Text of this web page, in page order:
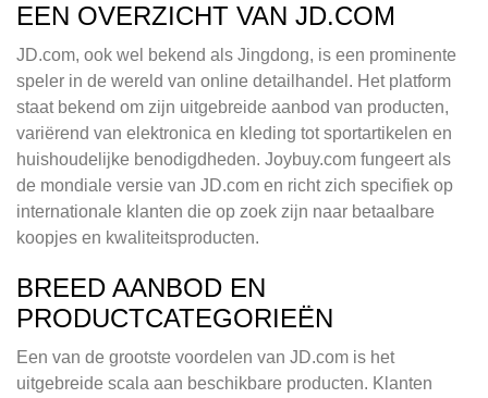
EEN OVERZICHT VAN JD.COM
JD.com, ook wel bekend als Jingdong, is een prominente
speler in de wereld van online detailhandel. Het platform
staat bekend om zijn uitgebreide aanbod van producten,
variërend van elektronica en kleding tot sportartikelen en
huishoudelijke benodigdheden. Joybuy.com fungeert als
de mondiale versie van JD.com en richt zich specifiek op
internationale klanten die op zoek zijn naar betaalbare
koopjes en kwaliteitsproducten.
BREED AANBOD EN
PRODUCTCATEGORIEËN
Een van de grootste voordelen van JD.com is het
uitgebreide scala aan beschikbare producten. Klanten